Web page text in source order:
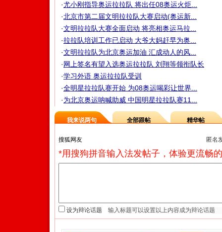
·尤小刚指导奥运拉拉队 将出任08奥运火炬...
·北京市第二届文明拉拉队大赛启动(奥运新...
·文明拉拉队大赛全面启动 将亮相奥运马拉...
·拉拉队培训工作已启动 大爷大妈赶早为奥...
·文明拉拉队为北京奥运加油 汇成动人的风...
·网上签名有望入选奥运拉拉队 刘翔等领衔队长
·学习外语 奥运拉拉队受训
·全明星拉拉队赛开始 为08奥运喝彩让世界...
·为北京奥运呐喊助威 中国明星拉拉队赛11...
我来说两句 全部跟帖 精华帖
匿名
*用搜狗拼音输入法发帖子，体验更流畅
设为辩论话题